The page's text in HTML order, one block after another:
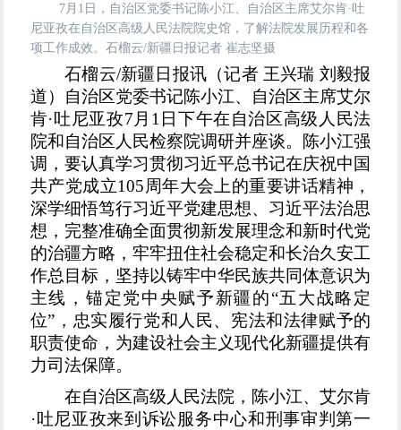
7月1日，自治区党委书记陈小江、自治区主席艾尔肯·吐
尼亚孜在自治区高级人民法院院史馆，了解法院发展历程和各
项工作成效。石榴云/新疆日报记者 崔志坚摄
石榴云/新疆日报讯（记者 王兴瑞 刘毅报
道）自治区党委书记陈小江、自治区主席艾尔
肯·吐尼亚孜7月1日下午在自治区高级人民法
院和自治区人民检察院调研并座谈。陈小江强
调，要认真学习贯彻习近平总书记在庆祝中国
共产党成立105周年大会上的重要讲话精神，
深学细悟笃行习近平党建思想、习近平法治思
想，完整准确全面贯彻新发展理念和新时代党
的治疆方略，牢牢扭住社会稳定和长治久安工
作总目标，坚持以铸牢中华民族共同体意识为
主线，锚定党中央赋予新疆的“五大战略定
位”，忠实履行党和人民、宪法和法律赋予的
职责使命，为建设社会主义现代化新疆提供有
力司法保障。
在自治区高级人民法院，陈小江、艾尔肯
·吐尼亚孜来到诉讼服务中心和刑事审判第一